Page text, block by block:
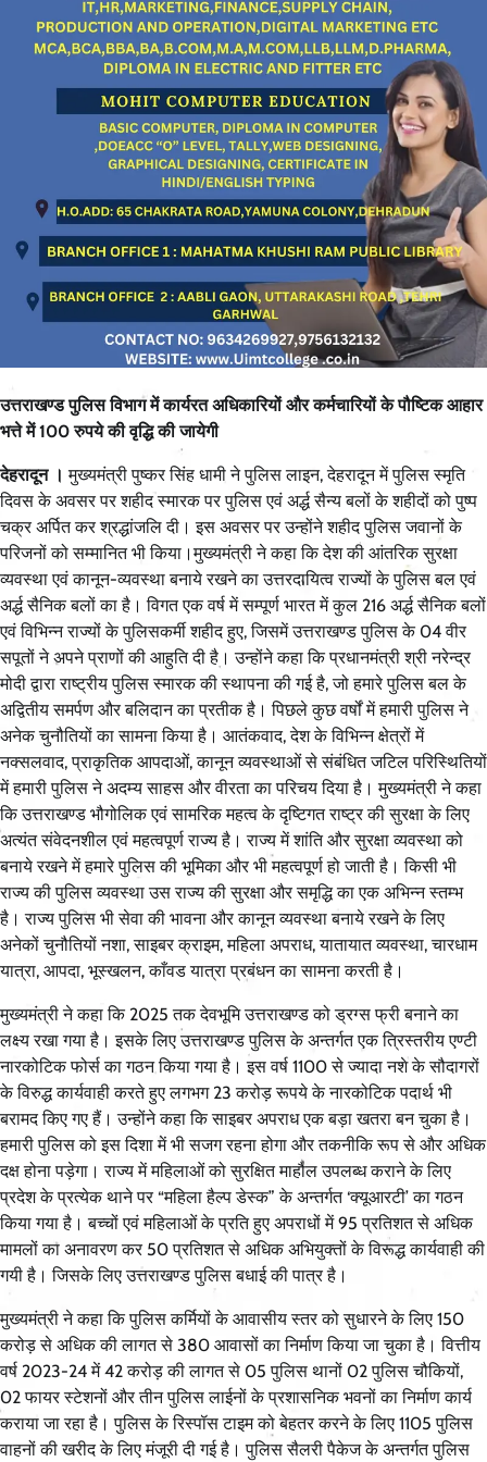
उत्तराखण्ड पुलिस विभाग में कार्यरत अधिकारियों और कर्मचारियों के पौष्टिक आहार
भत्ते में 100 रुपये की वृद्धि की जायेगी
देहरादून । मुख्यमंत्री पुष्कर सिंह धामी ने पुलिस लाइन, देहरादून में पुलिस स्मृति
दिवस के अवसर पर शहीद स्मारक पर पुलिस एवं अर्द्ध सैन्य बलों के शहीदों को पुष्प
चक्र अर्पित कर श्रद्धांजलि दी। इस अवसर पर उन्होंने शहीद पुलिस जवानों के
परिजनों को सम्मानित भी किया।मुख्यमंत्री ने कहा कि देश की आंतरिक सुरक्षा
व्यवस्था एवं कानून-व्यवस्था बनाये रखने का उत्तरदायित्व राज्यों के पुलिस बल एवं
अर्द्ध सैनिक बलों का है। विगत एक वर्ष में सम्पूर्ण भारत में कुल 216 अर्द्ध सैनिक बलों
एवं विभिन्न राज्यों के पुलिसकर्मी शहीद हुए, जिसमें उत्तराखण्ड पुलिस के 04 वीर
सपूतों ने अपने प्राणों की आहुति दी है। उन्होंने कहा कि प्रधानमंत्री श्री नरेन्द्र
मोदी द्वारा राष्ट्रीय पुलिस स्मारक की स्थापना की गई है, जो हमारे पुलिस बल के
अद्वितीय समर्पण और बलिदान का प्रतीक है। पिछले कुछ वर्षों में हमारी पुलिस ने
अनेक चुनौतियों का सामना किया है। आतंकवाद, देश के विभिन्न क्षेत्रों में
नक्सलवाद, प्राकृतिक आपदाओं, कानून व्यवस्थाओं से संबंधित जटिल परिस्थितियों
में हमारी पुलिस ने अदम्य साहस और वीरता का परिचय दिया है। मुख्यमंत्री ने कहा
कि उत्तराखण्ड भौगोलिक एवं सामरिक महत्व के दृष्टिगत राष्ट्र की सुरक्षा के लिए
अत्यंत संवेदनशील एवं महत्वपूर्ण राज्य है। राज्य में शांति और सुरक्षा व्यवस्था को
बनाये रखने में हमारे पुलिस की भूमिका और भी महत्वपूर्ण हो जाती है। किसी भी
राज्य की पुलिस व्यवस्था उस राज्य की सुरक्षा और समृद्धि का एक अभिन्न स्तम्भ
है। राज्य पुलिस भी सेवा की भावना और कानून व्यवस्था बनाये रखने के लिए
अनेकों चुनौतियों नशा, साइबर क्राइम, महिला अपराध, यातायात व्यवस्था, चारधाम
यात्रा, आपदा, भूस्खलन, काँवड यात्रा प्रबंधन का सामना करती है।
मुख्यमंत्री ने कहा कि 2025 तक देवभूमि उत्तराखण्ड को ड्रग्स फ्री बनाने का
लक्ष्य रखा गया है। इसके लिए उत्तराखण्ड पुलिस के अन्तर्गत एक त्रिस्तरीय एण्टी
नारकोटिक फोर्स का गठन किया गया है। इस वर्ष 1100 से ज्यादा नशे के सौदागरों
के विरुद्ध कार्यवाही करते हुए लगभग 23 करोड़ रूपये के नारकोटिक पदार्थ भी
बरामद किए गए हैं। उन्होंने कहा कि साइबर अपराध एक बड़ा खतरा बन चुका है।
हमारी पुलिस को इस दिशा में भी सजग रहना होगा और तकनीकि रूप से और अधिक
दक्ष होना पड़ेगा। राज्य में महिलाओं को सुरक्षित माहौल उपलब्ध कराने के लिए
प्रदेश के प्रत्येक थाने पर “महिला हैल्प डेस्क” के अन्तर्गत ‘क्यूआरटी’ का गठन
किया गया है। बच्चों एवं महिलाओं के प्रति हुए अपराधों में 95 प्रतिशत से अधिक
मामलों का अनावरण कर 50 प्रतिशत से अधिक अभियुक्तों के विरूद्ध कार्यवाही की
गयी है। जिसके लिए उत्तराखण्ड पुलिस बधाई की पात्र है।
मुख्यमंत्री ने कहा कि पुलिस कर्मियों के आवासीय स्तर को सुधारने के लिए 150
करोड़ से अधिक की लागत से 380 आवासों का निर्माण किया जा चुका है। वित्तीय
वर्ष 2023-24 में 42 करोड़ की लागत से 05 पुलिस थानों 02 पुलिस चौकियों,
02 फायर स्टेशनों और तीन पुलिस लाईनों के प्रशासनिक भवनों का निर्माण कार्य
कराया जा रहा है। पुलिस के रिस्पॉस टाइम को बेहतर करने के लिए 1105 पुलिस
वाहनों की खरीद के लिए मंजूरी दी गई है। पुलिस सैलरी पैकेज के अन्तर्गत पुलिस